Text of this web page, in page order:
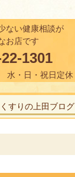
ない健康相談が
お店です
1301
水・日・祝日定休
くすりの上田ブログ